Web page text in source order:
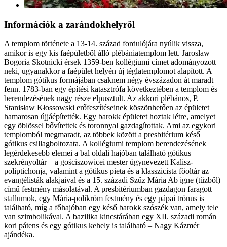
Információk a zarándokhelyről
A templom története a 13-14. század fordulójára nyúlik vissza,
amikor is egy kis faépületből álló plébániatemplom lett. Jarosław
Bogoria Skotnicki érsek 1359-ben kollégiumi címet adományozott
neki, ugyanakkor a faépület helyén új téglatemplomot alapított. A
templom gótikus formájában csaknem négy évszázadon át maradt
fenn. 1783-ban egy építési katasztrófa következtében a templom és
berendezésének nagy része elpusztult. Az akkori plébános, P.
Stanisław Kłossowski erőfeszítéseinek köszönhetően az épületet
hamarosan újjáépítették. Egy barokk épületet hoztak létre, amelyet
egy öblössel bővítettek és toronnyal gazdagítottak. Ami az egykori
templomból megmaradt, az többek között a presbitérium késő
gótikus csillagboltozata. A kollégiumi templom berendezésének
legérdekesebb elemei a bal oldali hajóban található gótikus
szekrényoltár – a gościszowicei mester úgynevezett Kalisz-
poliptichonja, valamint a gótikus pieta és a klasszicista főoltár az
evangélisták alakjaival és a 15. századi Szűz Mária Ab igne (tűzből)
című festmény másolatával. A presbitériumban gazdagon faragott
stallumok, egy Mária-polikróm festmény és egy pápai trónus is
található, míg a főhajóban egy késő barokk szószék van, amely tele
van szimbolikával. A bazilika kincstárában egy XII. századi román
kori pátens és egy gótikus kehely is található – Nagy Kázmér
ajándéka.